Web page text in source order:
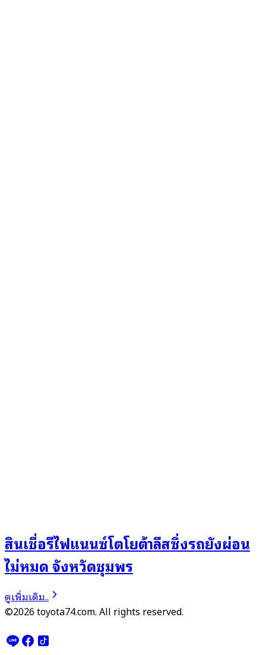
สินเชื่อรีไฟแนนซ์โตโยต้าลีสซิ่งรถยังผ่อน
ไม่หมด จังหวัดชุมพร
ดูเพิ่มเติม..
©2026 toyota74.com. All rights reserved.